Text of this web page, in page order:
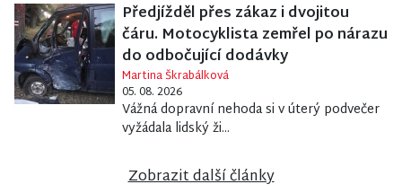
Předjížděl přes zákaz i dvojitou
čáru. Motocyklista zemřel po nárazu
do odbočující dodávky
Martina Škrabálková
05. 08. 2026
Vážná dopravní nehoda si v úterý podvečer
vyžádala lidský ži...
Zobrazit další články